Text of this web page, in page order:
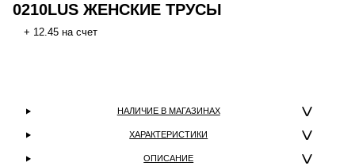
0210LUS ЖЕНСКИЕ ТРУСЫ
+ 12.45 на счет
НАЛИЧИЕ В МАГАЗИНАХ
ХАРАКТЕРИСТИКИ
ОПИСАНИЕ